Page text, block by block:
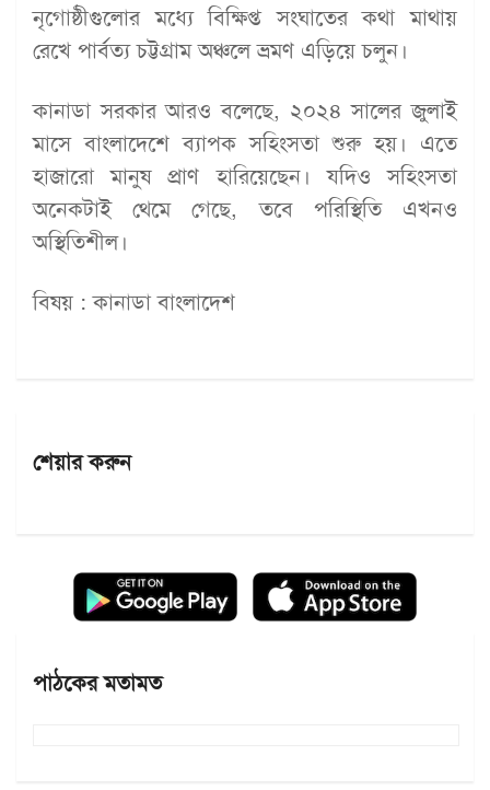
নৃগোষ্ঠীগুলোর মধ্যে বিক্ষিপ্ত সংঘাতের কথা মাথায়
রেখে পার্বত্য চট্টগ্রাম অঞ্চলে ভ্রমণ এড়িয়ে চলুন।
কানাডা সরকার আরও বলেছে, ২০২৪ সালের জুলাই
মাসে বাংলাদেশে ব্যাপক সহিংসতা শুরু হয়। এতে
হাজারো মানুষ প্রাণ হারিয়েছেন। যদিও সহিংসতা
অনেকটাই থেমে গেছে, তবে পরিস্থিতি এখনও
অস্থিতিশীল।
বিষয় : কানাডা বাংলাদেশ
শেয়ার করুন
পাঠকের মতামত